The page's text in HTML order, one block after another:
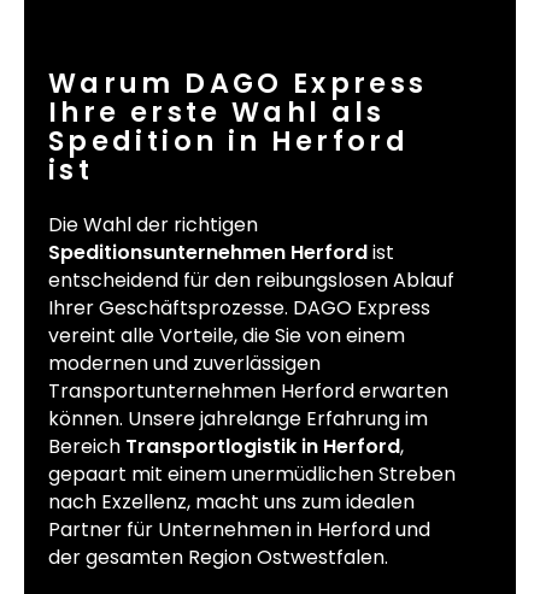
Warum DAGO Express
Ihre erste Wahl als
Spedition in Herford
ist
Die Wahl der richtigen
Speditionsunternehmen Herfordist
entscheidend für den reibungslosen Ablauf
Ihrer Geschäftsprozesse. DAGO Express
vereint alle Vorteile, die Sie von einem
modernen und zuverlässigen
Transportunternehmen Herford erwarten
können. Unsere jahrelange Erfahrung im
Bereich Transportlogistik in Herford,
gepaart mit einem unermüdlichen Streben
nach Exzellenz, macht uns zum idealen
Partner für Unternehmen in Herford und
der gesamten Region Ostwestfalen.